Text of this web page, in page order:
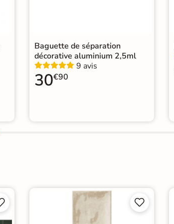
Baguette de séparation
décorative aluminium 2,5ml
9 avis
30€90

